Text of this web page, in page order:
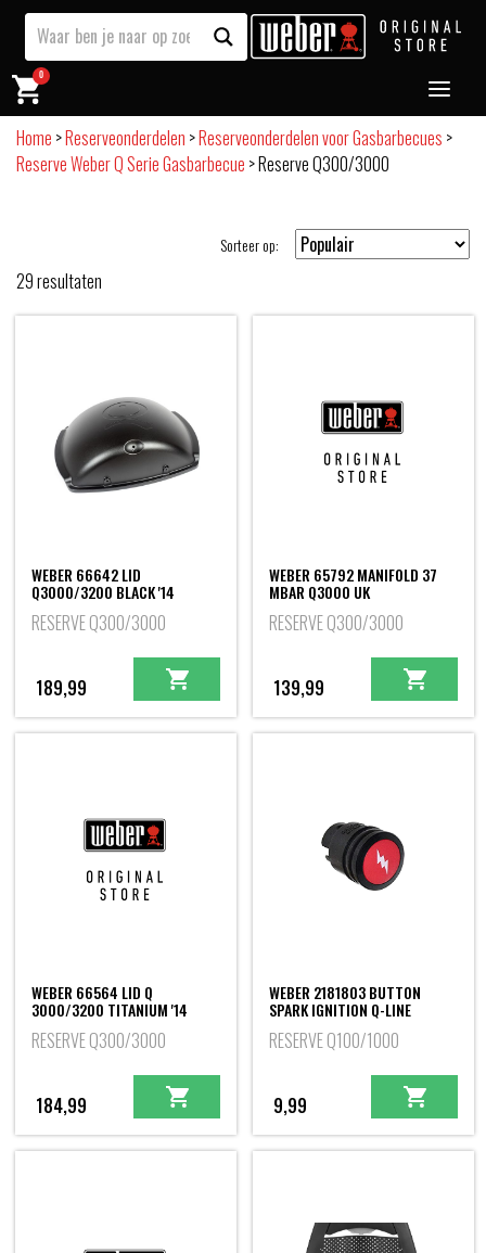
0
Home >Reserveonderdelen >Reserveonderdelen voor Gasbarbecues >
Reserve Weber Q Serie Gasbarbecue >Reserve Q300/3000
29resultaten
Sorteer op:
WEBER 66642 LID
Q3000/3200 BLACK '14
RESERVE Q300/3000
189,99
WEBER 65792 MANIFOLD 37
MBAR Q3000 UK
RESERVE Q300/3000
139,99
WEBER 66564 LID Q
3000/3200 TITANIUM '14
RESERVE Q300/3000
184,99
WEBER 2181803 BUTTON
SPARK IGNITION Q-LINE
RESERVE Q100/1000
9,99